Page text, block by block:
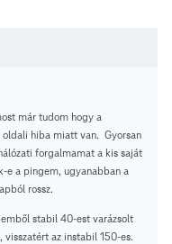
már tudom hogy a
hiba miatt van. Gyorsan
forgalmamat a kis saját
e a pingem, ugyanabban a
rossz.
stabil 40-est varázsolt
visszatért az instabil 150-es.